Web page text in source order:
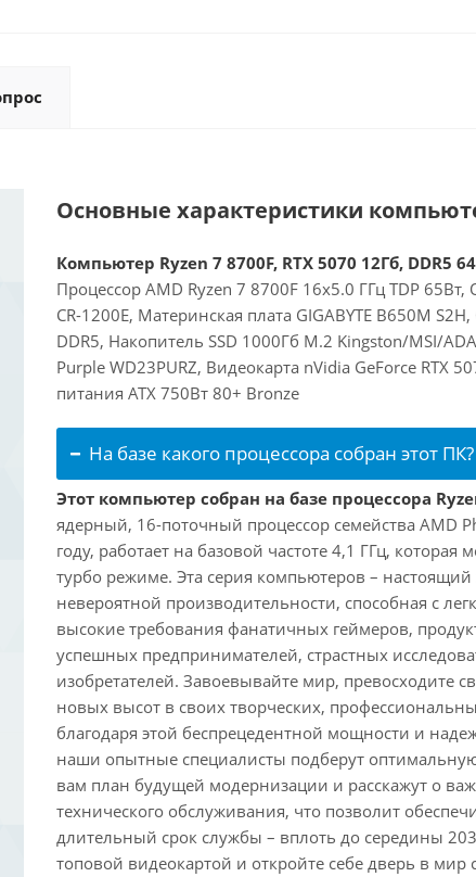
Основные характеристики
Компьютер Ryzen 7 8700F, RTX 5070 12Гб, DDR5
Процессор AMD Ryzen 7 8700F 16x5.0 ГГц TDP
CR-1200E, Материнская плата GIGABYTE B650M
DDR5, Накопитель SSD 1000Гб M.2 Kingston/MSI/
Purple WD23PURZ, Видеокарта nVidia GeForce RTX
питания ATX 750Вт 80+ Bronze
На базе какого процессора собран этот ПК?
Этот компьютер собран на базе процессора
ядерный, 16-поточный процессор семейства AMD
году, работает на базовой частоте 4,1 ГГц,
турбо режиме. Эта серия компьютеров –
невероятной производительности, способная с
высокие требования фанатичных геймеров,
успешных предпринимателей, страстных
изобретателей. Завоевывайте мир, превосходите
новых высот в своих творческих,
благодаря этой беспрецедентной мощности и
наши опытные специалисты подберут
вам план будущей модернизации и расскажут о
технического обслуживания, что позволит
длительный срок службы – вплоть до середины
топовой видеокартой и откройте себе дверь в